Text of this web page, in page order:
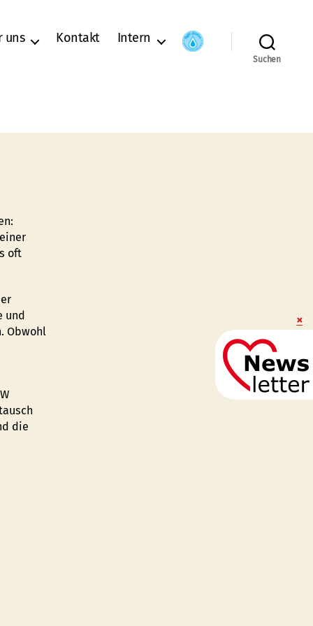
uns Kontakt Intern
Suchen
oft
und
Obwohl
die